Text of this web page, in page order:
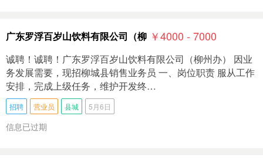
广东罗浮百岁山饮料有限公司（柳 ￥4000 - 7000
诚聘！诚聘！广东罗浮百岁山饮料有限公司（柳州办） 因业
务发展需要，现招柳城县销售业务员 一、岗位职责 服从工作
安排，完成上级任务，维护开发终…
招聘 营业员 县城 5月6日
信息已过期